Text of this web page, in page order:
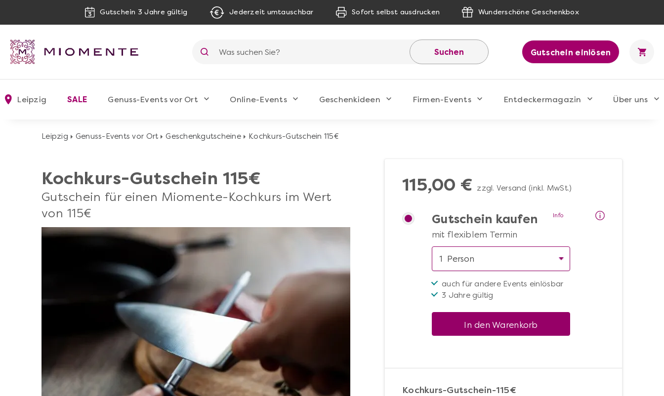
Gutschein 3 Jahre gültig Jederzeit umtauschbar Sofort selbst ausdrucken Wunderschöne Geschenkbox
Suchen Gutschein einlösen
Leipzig SALE Genuss-Events vor Ort Online-Events Geschenkideen Firmen-Events Entdeckermagazin Über uns
Leipzig Genuss-Events vor Ort Geschenkgutscheine Kochkurs-Gutschein 115€
Kochkurs-Gutschein 115€
Gutschein für einen Miomente-Kochkurs im Wert
von 115€
115,00 € zzgl. Versand (inkl. MwSt.)
Gutschein kaufen
mit flexiblem Termin
auch für andere Events einlösbar
3 Jahre gültig
In den Warenkorb
Info
Kochkurs-Gutschein-115€